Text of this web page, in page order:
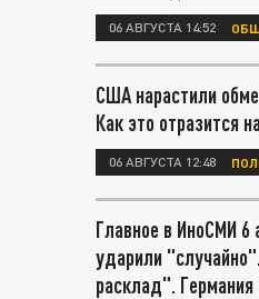
06 АВГУСТА 14:52
США нарастили
Как это отразится
06 АВГУСТА 12:48
Главное в ИноСМИ 6
ударили
расклад".